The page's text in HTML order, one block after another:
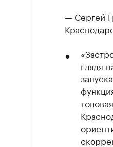
— Сергей
глядя